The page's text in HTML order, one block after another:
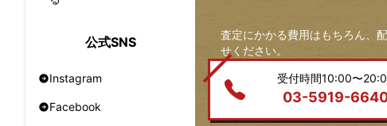
公式SNS
Instagram
Facebook
査定にかかる費用はもちろん、
せください。
受付時間10:00〜
03-5919-